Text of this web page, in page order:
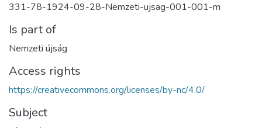
331-78-1924-09-28-Nemzeti-ujsag-001-001-m
Is part of
Nemzeti újság
Access rights
https://creativecommons.org/licenses/by-nc/4.0/
Subject